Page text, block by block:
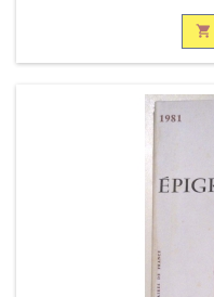
occasion. Bon état.
Bibliothèque de R.
